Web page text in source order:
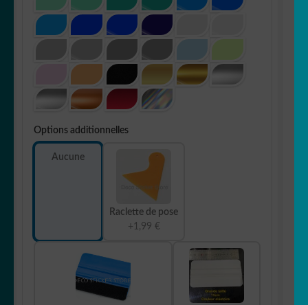
Options additionnelles
Aucune
Raclette de pose
+1,99 €